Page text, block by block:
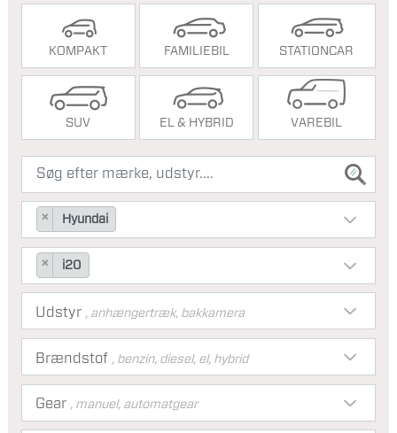
KOMPAKT FAMILIEBIL STATIONCAR
SUV EL & HYBRID VAREBIL
× Hyundai
× i20
Brændstof , benzin, diesel, el, hybrid
Gear , manuel, automatgear
Udstyr , anhængertræk, bakkamera